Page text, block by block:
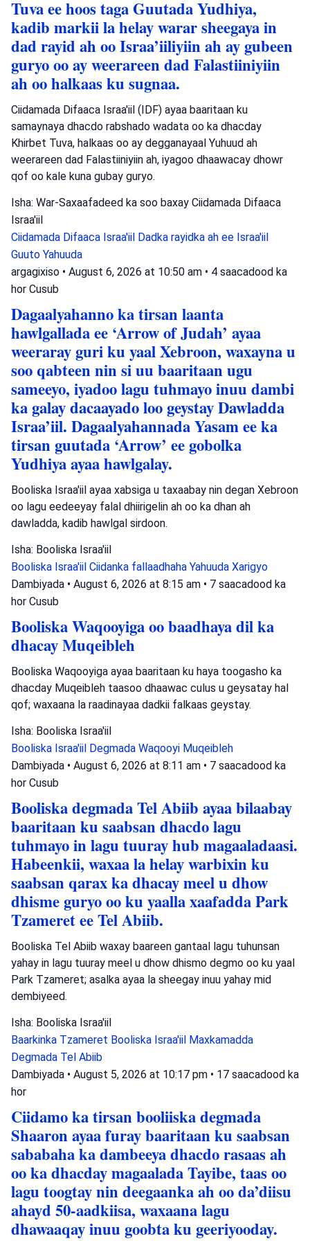
Tuva ee hoos taga Guutada Yudhiya,
kadib markii la helay warar sheegaya in
dad rayid ah oo Israa’iiliyiin ah ay gubeen
guryo oo ay weerareen dad Falastiiniyiin
ah oo halkaas ku sugnaa.
Ciidamada Difaaca Israa'iil (IDF) ayaa baaritaan ku
samaynaya dhacdo rabshado wadata oo ka dhacday
Khirbet Tuva, halkaas oo ay degganayaal Yuhuud ah
weerareen dad Falastiiniyiin ah, iyagoo dhaawacay dhowr
qof oo kale kuna gubay guryo.
Isha: War-Saxaafadeed ka soo baxay Ciidamada Difaaca
Israa'iil
Ciidamada Difaaca Israa'iil Dadka rayidka ah ee Israa'iil
Guuto Yahuuda
argagixiso • August 6, 2026 at 10:50 am • 4 saacadood ka
hor Cusub
Dagaalyahanno ka tirsan laanta
hawlgallada ee ‘Arrow of Judah’ ayaa
weeraray guri ku yaal Xebroon, waxayna u
soo qabteen nin si uu baaritaan ugu
sameeyo, iyadoo lagu tuhmayo inuu dambi
ka galay dacaayado loo geystay Dawladda
Israa’iil. Dagaalyahannada Yasam ee ka
tirsan guutada ‘Arrow’ ee gobolka
Yudhiya ayaa hawlgalay.
Booliska Israa'iil ayaa xabsiga u taxaabay nin degan Xebroon
oo lagu eedeeyay falal dhiirigelin ah oo ka dhan ah
dawladda, kadib hawlgal sirdoon.
Isha: Booliska Israa'iil
Booliska Israa'iil Ciidanka fallaadhaha Yahuuda Xarigyo
Dambiyada • August 6, 2026 at 8:15 am • 7 saacadood ka
hor Cusub
Booliska Waqooyiga oo baadhaya dil ka
dhacay Muqeibleh
Booliska Waqooyiga ayaa baaritaan ku haya toogasho ka
dhacday Muqeibleh taasoo dhaawac culus u geysatay hal
qof; waxaana la raadinayaa dadkii falkaas geystay.
Isha: Booliska Israa'iil
Booliska Israa'iil Degmada Waqooyi Muqeibleh
Dambiyada • August 6, 2026 at 8:11 am • 7 saacadood ka
hor Cusub
Booliska degmada Tel Abiib ayaa bilaabay
baaritaan ku saabsan dhacdo lagu
tuhmayo in lagu tuuray hub magaaladaasi.
Habeenkii, waxaa la helay warbixin ku
saabsan qarax ka dhacay meel u dhow
dhisme guryo oo ku yaalla xaafadda Park
Tzameret ee Tel Abiib.
Booliska Tel Abiib waxay baareen gantaal lagu tuhunsan
yahay in lagu tuuray meel u dhow dhismo degmo oo ku yaal
Park Tzameret; asalka ayaa la sheegay inuu yahay mid
dembiyeed.
Isha: Booliska Israa'iil
Baarkinka Tzameret Booliska Israa'iil Maxkamadda
Degmada Tel Abiib
Dambiyada • August 5, 2026 at 10:17 pm • 17 saacadood ka
hor
Ciidamo ka tirsan booliiska degmada
Shaaron ayaa furay baaritaan ku saabsan
sababaha ka dambeeya dhacdo rasaas ah
oo ka dhacday magaalada Tayibe, taas oo
lagu toogtay nin deegaanka ah oo da’diisu
ahayd 50-aadkiisa, waxaana lagu
dhawaaqay inuu goobta ku geeriyooday.